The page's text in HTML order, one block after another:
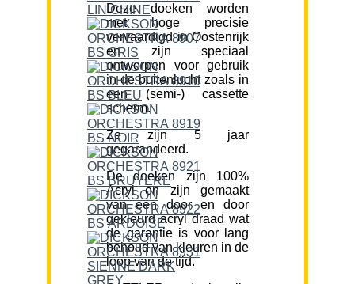
Deze doeken worden
met hoge precisie
vervaardigd in Oostenrijk
en zijn speciaal
ontworpen voor gebruik
in de buitenlucht zoals in
een (semi-) cassette
scherm.
Ze zijn 5 jaar
gegarandeerd.
De doeken zijn 100%
Acryl en zijn gemaakt
van een door en door
gekleurd acryl draad wat
de garantie is voor lang
behoud van kleuren in de
loop van de tijd.